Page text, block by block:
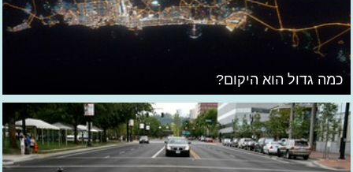
כמה גדול הוא היקום?